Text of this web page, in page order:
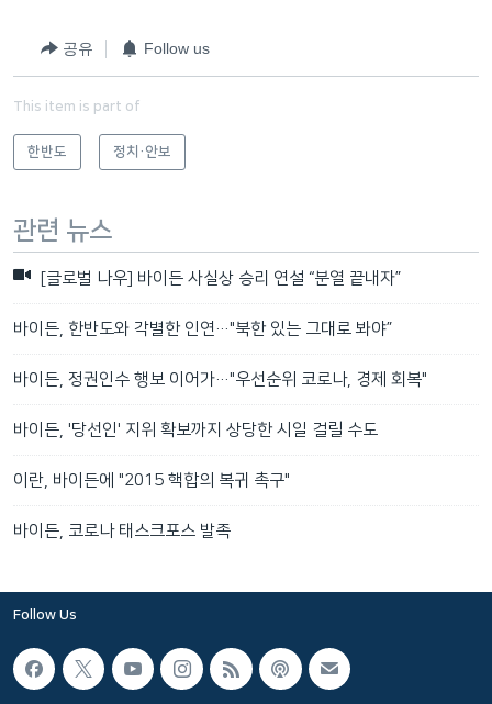
공유 Follow us
This item is part of
한반도 정치·안보
관련 뉴스
[글로벌 나우] 바이든 사실상 승리 연설 “분열 끝내자”
바이든, 한반도와 각별한 인연…"북한 있는 그대로 봐야”
바이든, 정권인수 행보 이어가…"우선순위 코로나, 경제 회복"
바이든, '당선인' 지위 확보까지 상당한 시일 걸릴 수도
이란, 바이든에 "2015 핵합의 복귀 촉구"
바이든, 코로나 태스크포스 발족
Follow Us